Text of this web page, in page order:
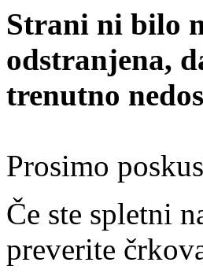
Strani ni bilo
odstranjena,
trenutno
Prosimo
Če ste spletni
preverite